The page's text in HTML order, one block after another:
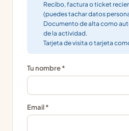
Recibo, factura o ticket
(puedes tachar datos
Documento de alta como
de la actividad.
Tarjeta de visita o tarjeta
Tu nombre *
Email *